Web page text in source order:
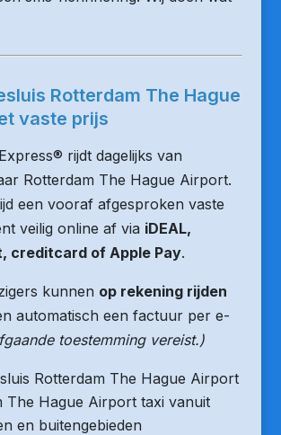
Rotterdam The Hague
vaste prijs
rijdt dagelijks van
Rotterdam The Hague Airport.
een vooraf afgesproken vaste
veilig online af via iDEAL,
creditcard of Apple Pay.
kunnen op rekening rijden
automatisch een factuur per e-
toestemming vereist.)
Rotterdam The Hague Airport
The Hague Airport taxi vanuit
en buitengebieden